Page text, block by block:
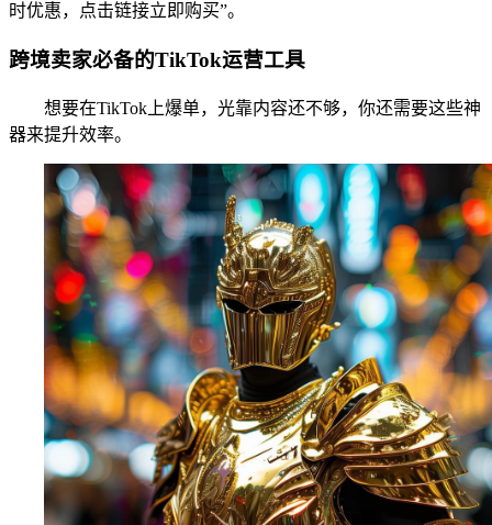
时优惠，点击链接立即购买”。
跨境卖家必备的TikTok运营工具
想要在TikTok上爆单，光靠内容还不够，你还需要这些神
器来提升效率。